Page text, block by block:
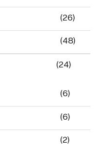
(26)
(48)
(24)
(6)
(6)
(2)